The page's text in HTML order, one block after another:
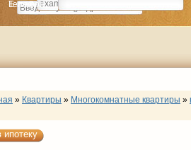
E-mail
Телефон
» Квартиры » Многокомнатные квартиры »
ипотеку